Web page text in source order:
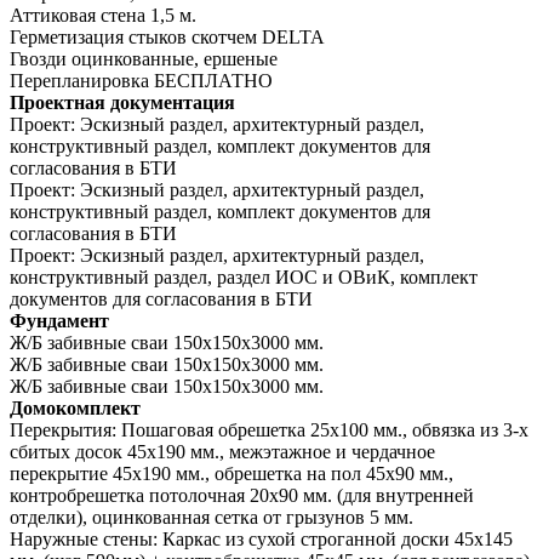
Аттиковая стена 1,5 м.
Герметизация стыков скотчем DELTA
Гвозди оцинкованные, ершеные
Перепланировка БЕСПЛАТНО
Проектная документация
Проект: Эскизный раздел, архитектурный раздел,
конструктивный раздел, комплект документов для
согласования в БТИ
Проект: Эскизный раздел, архитектурный раздел,
конструктивный раздел, комплект документов для
согласования в БТИ
Проект: Эскизный раздел, архитектурный раздел,
конструктивный раздел, раздел ИОС и ОВиК, комплект
документов для согласования в БТИ
Фундамент
Ж/Б забивные сваи 150х150х3000 мм.
Ж/Б забивные сваи 150х150х3000 мм.
Ж/Б забивные сваи 150х150х3000 мм.
Домокомплект
Перекрытия: Пошаговая обрешетка 25х100 мм., обвязка из 3-х
сбитых досок 45х190 мм., межэтажное и чердачное
перекрытие 45х190 мм., обрешетка на пол 45х90 мм.,
контробрешетка потолочная 20х90 мм. (для внутренней
отделки), оцинкованная сетка от грызунов 5 мм.
Наружные стены: Каркас из сухой строганной доски 45х145